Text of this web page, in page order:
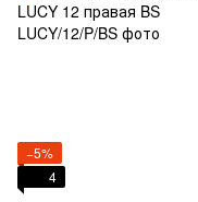
−5%
4